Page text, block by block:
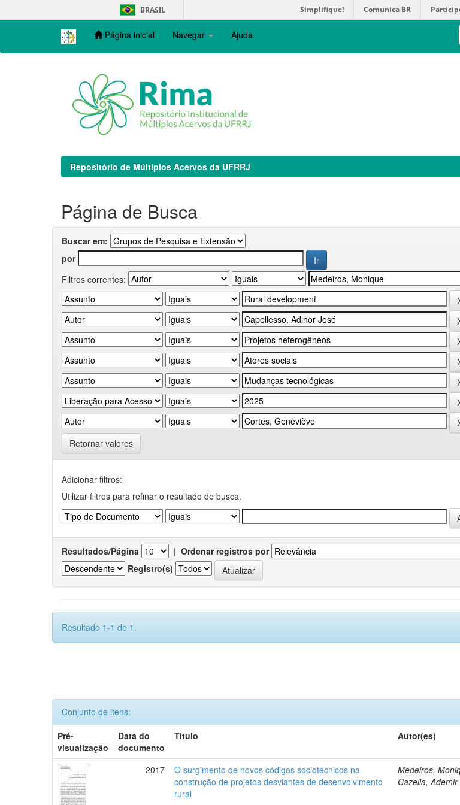
navigation
BRASIL Simplifique! Comunica BR
Página inicial Navegar Ajuda
Repositório de Múltiplos Acervos da UFRRJ
Página de Busca
Buscar em:
por
Filtros correntes:
Retornar valores
Adicionar filtros:
Utilizar filtros para refinar o resultado de busca.
Resultados/Página | Ordenar registros por
Registro(s)
Resultado 1-1 de 1.
Conjunto de itens:
Pré-
visualização
Data do
documento
Título Autor(es)
2017
O surgimento de novos códigos sociotécnicos na
construção de projetos desviantes de desenvolvimento
rural
Medeiros,
Cazella,